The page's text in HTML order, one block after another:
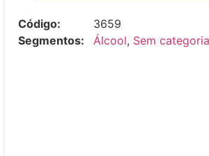
Código:
3659
Segmentos:
Álcool, Sem categoria